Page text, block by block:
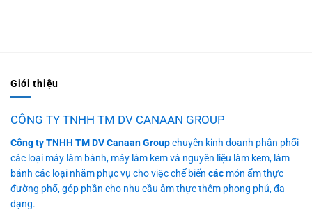
Giới thiệu
CÔNG TY TNHH TM DV CANAAN GROUP
Công ty TNHH TM DV Canaan Groupchuyên kinh doanh phân phối
các loại máy làm bánh, máy làm kem và nguyên liệu làm kem, làm
bánh các loại nhằm phục vụ cho việc chế biến các món ẩm thực
đường phố, góp phần cho nhu cầu âm thực thêm phong phú, đa
dạng.